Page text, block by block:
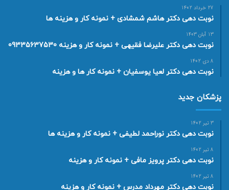
27 خرداد 1402
نوبت دهی دکتر هاشم شمشادی + نمونه کار و هزینه ها
13 آبان 1403
نوبت دهی دکتر علیرضا فقیهی + نمونه کار و هزینه 09335637530
8 دی 1402
نوبت دهی دکتر لعیا یوسفیان + نمونه کار ها و هزینه
پزشکان جدید
3 تیر 1402
نوبت دهی دکتر نوراحمد لطیفی + نمونه کار و هزینه ها
8 تیر 1402
نوبت دهی دکتر پرویز مافی + نمونه کار و هزینه
8 تیر 1402
نوبت دهی دکتر مهرداد مدرس + نمونه کار و هزینه